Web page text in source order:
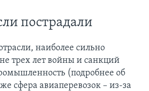
пострадали
наиболее сильно
трех лет войны и санкций
(подробнее об
сфера авиаперевозок – из-за